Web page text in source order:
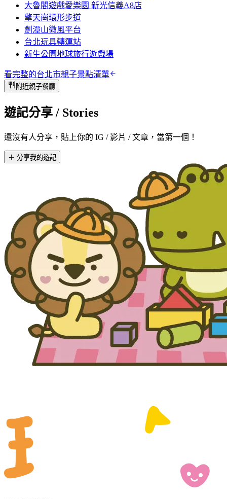
大魯閣遊戲愛樂園 新光信義A8店
擎天崗環形步道
劍潭山微風平台
台北玩具轉運站
新生公園地球旅行遊戲場
看完整的台北市親子景點清單
附近親子餐廳
遊記分享 / Stories
還沒有人分享，貼上你的 IG / 影片 / 文章，當第一個！
＋ 分享我的遊記